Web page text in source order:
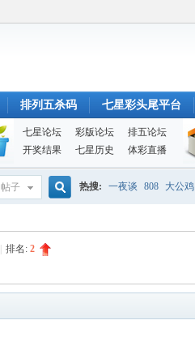
排列五杀码 七星彩头尾平台
七星论坛 彩版论坛
排五论坛
开奖结果
七星历史 体彩直播
帖子 热搜: 一夜谈 808 大公鸡
排名:2